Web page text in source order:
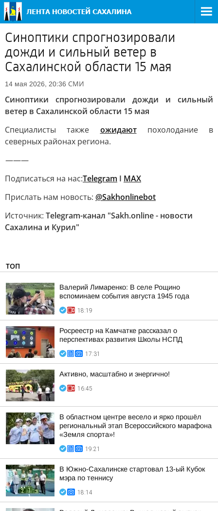
Синоптики спрогнозировали
дожди и сильный ветер в
Сахалинской области 15 мая
14 мая 2026, 20:36 СМИ
Синоптики спрогнозировали дожди и сильный
ветер в Сахалинской области 15 мая
Специалисты также ожидаютпохолодание в
северных районах региона.
———
Подписаться на нас:Telegram I MAX
Прислать нам новость: @Sakhonlinebot
Источник: Telegram-канал "Sakh.online - новости
Сахалина и Курил"
ТОП
Валерий Лимаренко: В селе Рощино
вспоминаем события августа 1945 года
18:19
Росреестр на Камчатке рассказал о
перспективах развития Школы НСПД
17:31
Активно, масштабно и энергично!
16:45
В областном центре весело и ярко прошёл
региональный этап Всероссийского марафона
«Земля спорта»!
19:21
В Южно-Сахалинске стартовал 13-ый Кубок
мэра по теннису
18:14